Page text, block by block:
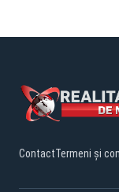
ContactTermeni și